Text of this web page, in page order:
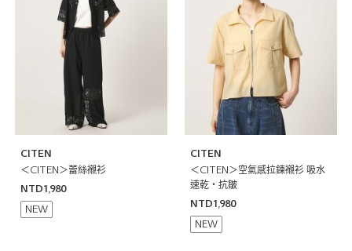
CITEN
＜CITEN＞蕾絲襯衫
NTD1,980
NEW
CITEN
＜CITEN＞空氣感拉鍊襯衫 吸水
速乾・抗皺
NTD1,980
NEW